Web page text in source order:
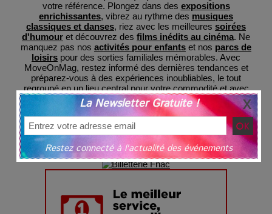
votre référence. Plongez dans des expositions
enrichissantes, vibrez au rythme des musiques
classiques et danses, riez avec les meilleures soirées
d'humour et découvrez des films inédits au cinéma. Ne
manquez pas nos activités pour enfants et nos parcs de
loisirs pour des sorties familiales mémorables. Avec
MoveOnMag, restez informé des dernières tendances et
préparez-vous à des expériences inoubliables, le tout
regroupé en un lieu central pour votre commodité et avec
une billeterie sécuriséegrâce à nos partenaires.
La Newsletter Gratuite !
Restez connecté à l'actualité des événements